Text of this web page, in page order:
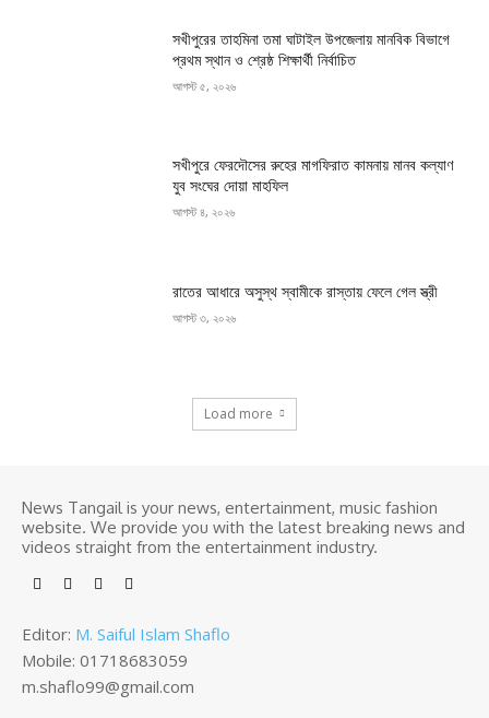
সখীপুরের তাহমিনা তমা ঘাটাইল উপজেলায় মানবিক বিভাগে
প্রথম স্থান ও শ্রেষ্ঠ শিক্ষার্থী নির্বাচিত
আগস্ট ৫, ২০২৬
সখীপুরে ফেরদৌসের রুহের মাগফিরাত কামনায় মানব কল্যাণ
যুব সংঘের দোয়া মাহফিল
আগস্ট ৪, ২০২৬
রাতের আধারে অসুস্থ স্বামীকে রাস্তায় ফেলে গেল স্ত্রী
আগস্ট ৩, ২০২৬
Load more
News Tangail is your news, entertainment, music fashion
website. We provide you with the latest breaking news and
videos straight from the entertainment industry.
Editor: M. Saiful Islam Shaflo
Mobile: 01718683059
m.shaflo99@gmail.com